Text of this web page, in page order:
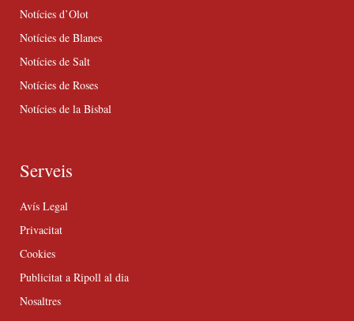
Notícies d’Olot
Notícies de Blanes
Notícies de Salt
Notícies de Roses
Notícies de la Bisbal
Serveis
Avís Legal
Privacitat
Cookies
Publicitat a Ripoll al dia
Nosaltres